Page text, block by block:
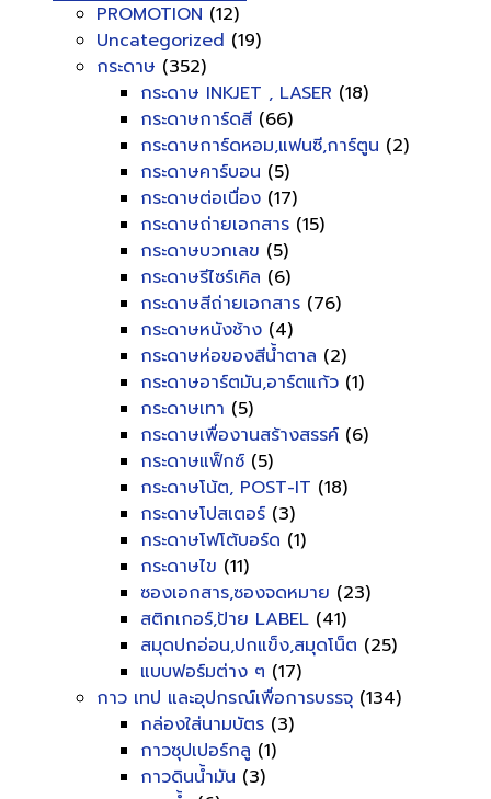
PROMOTION (12)
Uncategorized (19)
กระดาษ (352)
กระดาษ INKJET , LASER (18)
กระดาษการ์ดสี (66)
กระดาษการ์ดหอม,แฟนซี,การ์ตูน (2)
กระดาษคาร์บอน (5)
กระดาษต่อเนื่อง (17)
กระดาษถ่ายเอกสาร (15)
กระดาษบวกเลข (5)
กระดาษรีไซร์เคิล (6)
กระดาษสีถ่ายเอกสาร (76)
กระดาษหนังช้าง (4)
กระดาษห่อของสีน้ำตาล (2)
กระดาษอาร์ตมัน,อาร์ตแก้ว (1)
กระดาษเทา (5)
กระดาษเพื่องานสร้างสรรค์ (6)
กระดาษแฟ็กซ์ (5)
กระดาษโน้ต, POST-IT (18)
กระดาษโปสเตอร์ (3)
กระดาษโฟโต้บอร์ด (1)
กระดาษไข (11)
ซองเอกสาร,ซองจดหมาย (23)
สติกเกอร์,ป้าย LABEL (41)
สมุดปกอ่อน,ปกแข็ง,สมุดโน็ต (25)
แบบฟอร์มต่าง ๆ (17)
กาว เทป และอุปกรณ์เพื่อการบรรจุ (134)
กล่องใส่นามบัตร (3)
กาวซุปเปอร์กลู (1)
กาวดินน้ำมัน (3)